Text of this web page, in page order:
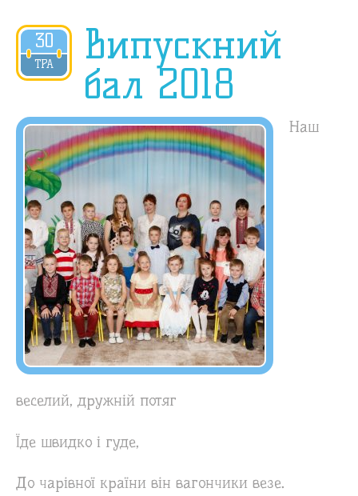
30
ТРА
2018
Випускний
бал 2018
Наш
веселий, дружній потяг
Їде швидко і гуде,
До чарівної країни він вагончики везе.